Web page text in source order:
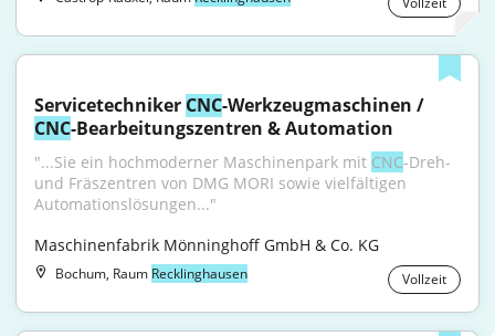
Servicetechniker CNC
CNC-Bearbeitungszentren & Automation
"...Sie ein hochmoderner Maschinenpark mit CNC-Dreh-
und Fräszentren von DMG MORI sowie vielfältigen
Automationslösungen..."
Maschinenfabrik Mönninghoff GmbH & Co. KG
Bochum, Raum Recklinghausen Vollzeit